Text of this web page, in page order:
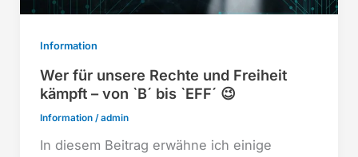
Information
Wer für unsere Rechte und Freiheit
kämpft – von `B´ bis `EFF´ 😉
Information/admin
In diesem Beitrag erwähne ich einige